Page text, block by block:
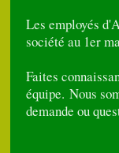
Les employés
société au 1er
Faites
équipe. Nous
demande ou